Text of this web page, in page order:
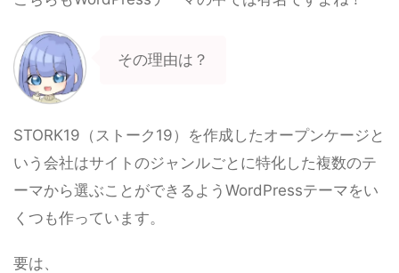
その理由は？
STORK19（ストーク19）を作成したオープンケージと
いう会社はサイトのジャンルごとに特化した複数のテ
ーマから選ぶことができるようWordPressテーマをい
くつも作っています。
要は、